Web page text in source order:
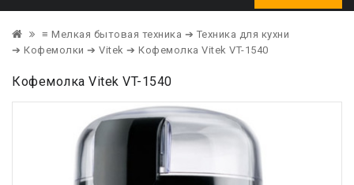
≡ Мелкая бытовая техника ➔ Техника для кухни
➔ Кофемолки ➔ Vitek ➔ Кофемолка Vitek VT-1540
Кофемолка Vitek VT-1540